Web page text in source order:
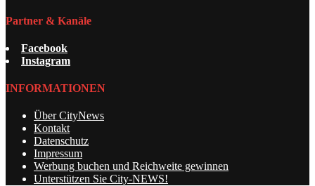
Partner & Kanäle
Facebook
Instagram
INFORMATIONEN
Über CityNews
Kontakt
Datenschutz
Impressum
Werbung buchen und Reichweite gewinnen
Unterstützen Sie City-NEWS!